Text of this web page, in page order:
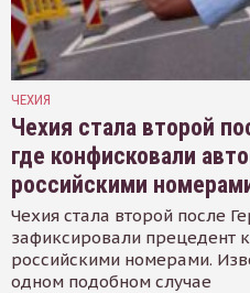
ЧЕХИЯ
Чехия стала второй
где конфисковали
российскими
Чехия стала второй после
зафиксировали прецедент
российскими номерами.
одном подобном случае